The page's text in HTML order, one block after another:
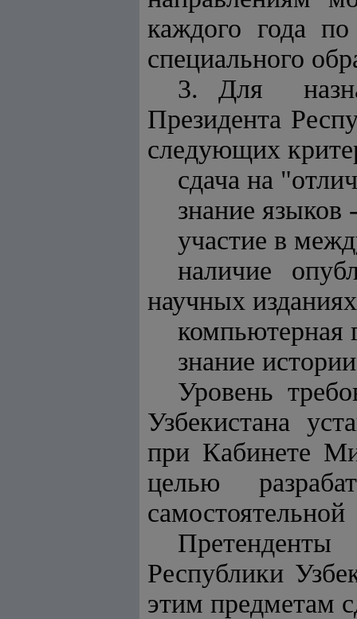
каждого года
специального
3. Для
Президента
следующих
сдача на
знание языков
участие в
наличие
научных
компьютерная
знание
Уровень
Узбекистана
при Кабинете
целью
Республики
этим предметам